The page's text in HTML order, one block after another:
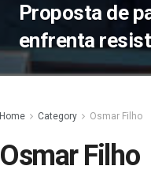
Proposta de
enfrenta
Home Category Osmar Filho
Osmar Filho